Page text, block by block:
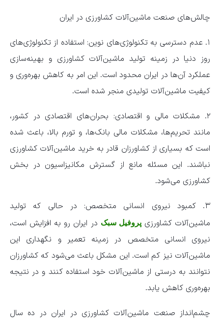
چالش‌های صنعت ماشین‌آلات کشاورزی در ایران
۱. عدم دسترسی به تکنولوژی‌های نوین: استفاده از تکنولوژی‌های
روز دنیا در زمینه تولید ماشین‌آلات کشاورزی و بهینه‌سازی
عملکرد آن‌ها در ایران محدود است. این امر به کاهش بهره‌وری و
کیفیت ماشین‌آلات تولیدی منجر شده است.
۲. مشکلات مالی و اقتصادی: بحران‌های اقتصادی در کشور،
مانند تحریم‌ها، مشکلات مالی بانک‌ها، و تورم بالا، باعث شده
است که بسیاری از کشاورزان قادر به خرید ماشین‌آلات کشاورزی
نباشند. این مسئله مانع از گسترش مکانیزاسیون در بخش
کشاورزی می‌شود.
۳. کمبود نیروی انسانی متخصص: در حالی که تولید
ماشین‌آلات کشاورزیپروفیل سبک در ایران رو به افزایش است،
نیروی انسانی متخصص در زمینه تعمیر و نگهداری این
ماشین‌آلات نیز کم است. این مشکل باعث می‌شود که کشاورزان
نتوانند به درستی از ماشین‌آلات خود استفاده کنند و در نتیجه
بهره‌وری کاهش یابد.
چشم‌انداز صنعت ماشین‌آلات کشاورزی در ایران در ده سال